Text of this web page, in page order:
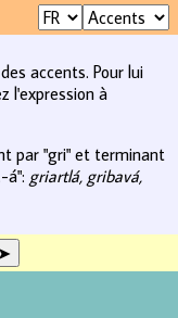
accents. Pour lui
l'expression à
par "gri" et terminant
á": griartlá, gribavá,